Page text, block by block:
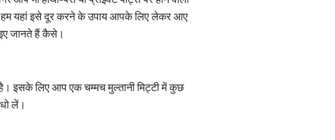
हम यहां इसे दूर करने के उपाय आपके लिए लेकर आए
जानते हैं कैसे।
इसके लिए आप एक चम्मच मुल्तानी मिट्टी में कुछ
लें।